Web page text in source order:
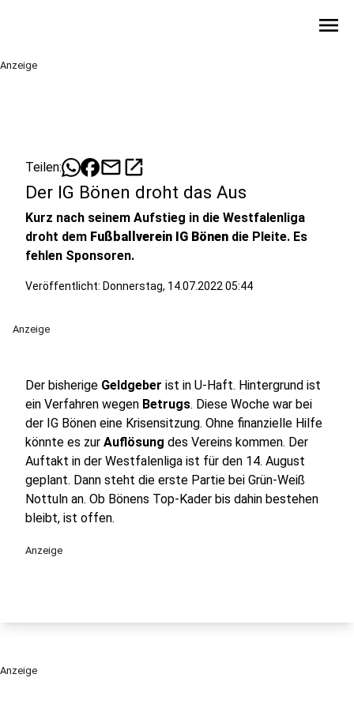
menu
Anzeige
Teilen: mailopen_in_new
Der IG Bönen droht das Aus
Kurz nach seinem Aufstieg in die Westfalenliga
droht dem Fußballverein IG Bönen die Pleite. Es
fehlen Sponsoren.
Veröffentlicht: Donnerstag, 14.07.2022 05:44
Anzeige
Der bisherige Geldgeber ist in U-Haft. Hintergrund ist
ein Verfahren wegen Betrugs. Diese Woche war bei
der IG Bönen eine Krisensitzung. Ohne finanzielle Hilfe
könnte es zur Auflösung des Vereins kommen. Der
Auftakt in der Westfalenliga ist für den 14. August
geplant. Dann steht die erste Partie bei Grün-Weiß
Nottuln an. Ob Bönens Top-Kader bis dahin bestehen
bleibt, ist offen.
Anzeige
Anzeige